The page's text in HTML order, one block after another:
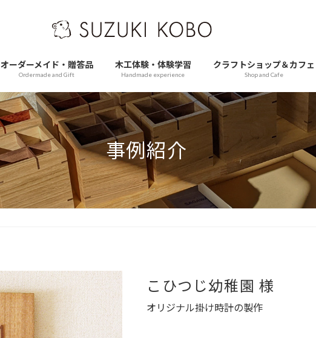
オーダーメイド・贈答品
Ordermade and Gift
木工体験・体験学習
Handmade experience
クラフトショップ＆カフェ
Shop and Cafe
事例紹介
こひつじ幼稚園 様
オリジナル掛け時計の製作